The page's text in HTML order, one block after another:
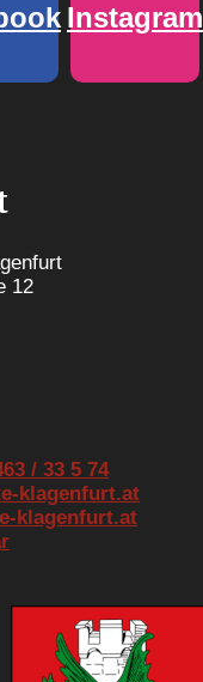
Instagram
12
/ 33 5 74
klagenfurt.at
klagenfurt.at